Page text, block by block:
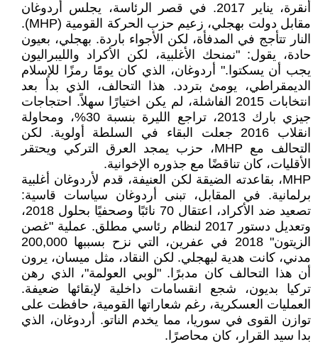
أنقرة، يناير 2017. في قصر الرئاسة، يجلس أردوغان
مقابل دولت بهجلي، زعيم حزب الحركة القومية (MHP).
النار تتأجج في المدفأة، لكن الأجواء باردة. بهجلي، بعيون
حادة، يقول: "نمنحك الأغلبية، لكن الأكراد والليبراليون
يجب أن يسكتوا." أردوغان، الذي كان يومًا رمزًا للإسلام
الديمقراطي، يومئ بتردد. هذا التحالف، الذي بدأ بعد
انتخابات 2015 الفاشلة، لم يكن اختيارًا سهلاً. احتجاجات
جيزي بارك 2013، تراجع الليرة بنسبة 30%، ومحاولة
انقلاب 2016 جعلت البقاء في السلطة أولوية. لكن
التحالف مع MHP، حزب يمجد العرق التركي ويحتقر
الأقليات، كان تناقضًا مع جذوره الإخوانية.
MHP، بقاعدته الضيقة لكن العنيفة، قدم لأردوغان أغلبية
برلمانية. في المقابل، تبنى أردوغان سياسات قاسية:
تصعيد ضد الأكراد، اعتقال 70 نائبًا وصحفيًا بحلول 2018،
وتعديل دستور 2017 لنظام رئاسي مطلق. عملية "غصن
الزيتون" 2018 في عفرين، التي نزح بسببها 200,000
مدني، كانت هدية لبهجلي. لكن النقاد، مثل ميسان، يرون
أن هذا التحالف كان مدبرًا. "لوبي العولمة"، الذي رهن
تركيا بديون، شجع انقسامات داخلية لإبقائها ضعيفة.
العمليات العسكرية، رغم شعاراتها القومية، حافظت على
توازن القوى في سوريا، مما يخدم الناتو. أردوغان، الذي
بدا سيد القرار، كان محاصرًا.